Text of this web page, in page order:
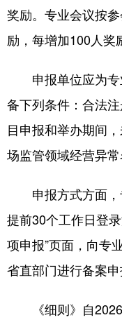
奖励。专业会议按
励，每增加100人奖
申报单位应为专
备下列条件：合法
目申报和举办期间
场监管领域经营异常
申报方式方面，
提前30个工作日登
项申报”页面，向专
省直部门进行备案
《细则》自2026